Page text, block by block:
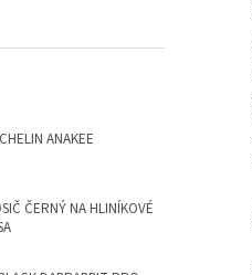
ANAKEE
ČERNÝ NA HLINÍKOVÉ